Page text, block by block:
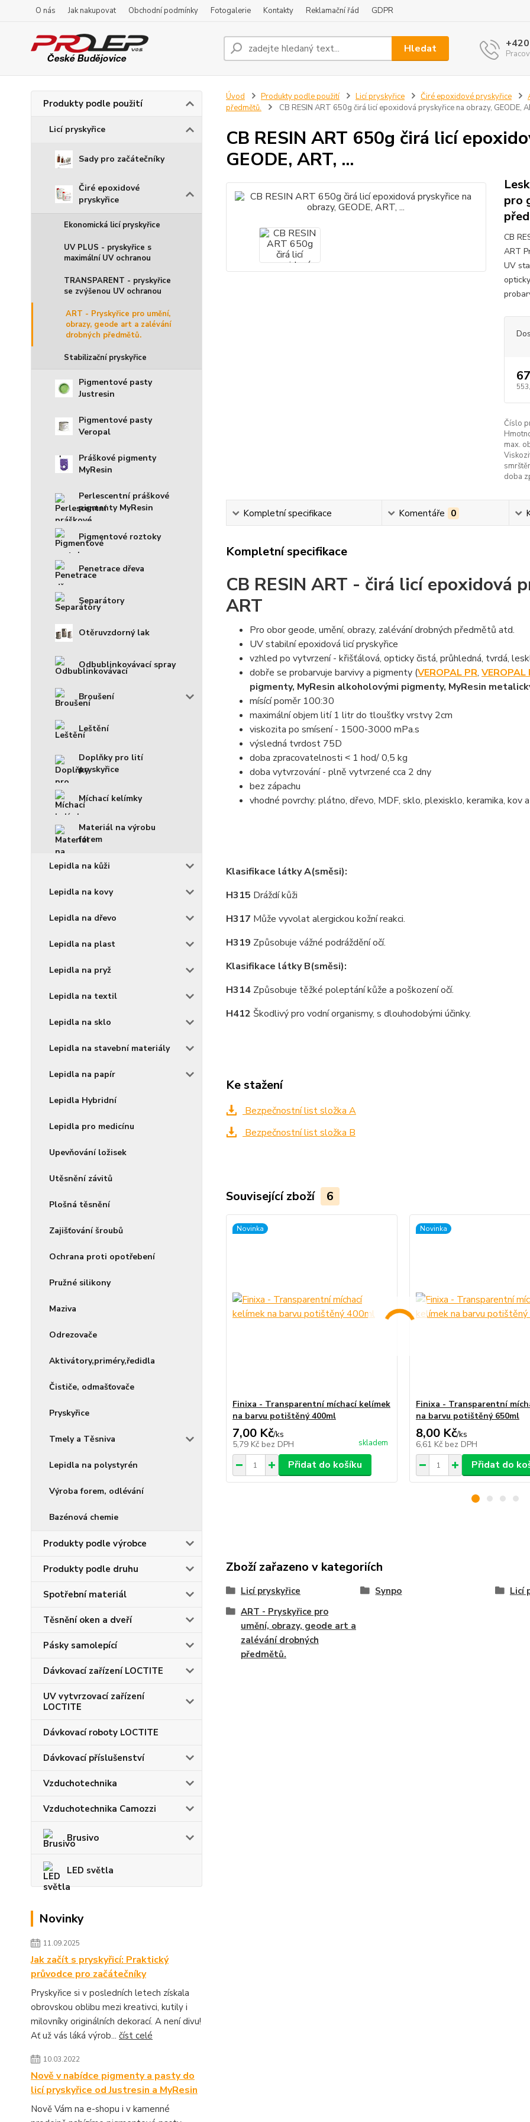
O nás Jak nakupovat Obchodní podmínky Fotogalerie Kontakty Reklamační řád GDPR
Hledat
Produkty podle použití
Licí pryskyřice
Sady pro začátečníky
Čiré epoxidové
pryskyřice
Ekonomická licí pryskyřice
UV PLUS - pryskyřice s
maximální UV ochranou
TRANSPARENT - pryskyřice
se zvýšenou UV ochranou
ART - Pryskyřice pro umění,
obrazy, geode art a zalévání
drobných předmětů.
Stabilizační pryskyřice
Pigmentové pasty
Justresin
Pigmentové pasty
Veropal
Práškové pigmenty
MyResin
Perlescentní práškové
pigmenty MyResin
Pigmentové roztoky
Penetrace dřeva
Separátory
Otěruvzdorný lak
Odbublinkovávací spray
Broušení
Leštění
Doplňky pro lití
pryskyřice
Míchací kelímky
Materiál na výrobu
forem
Lepidla na kůži
Lepidla na kovy
Lepidla na dřevo
Lepidla na plast
Lepidla na pryž
Lepidla na textil
Lepidla na sklo
Lepidla na stavební materiály
Lepidla na papír
Lepidla Hybridní
Lepidla pro medicínu
Upevňování ložisek
Utěsnění závitů
Plošná těsnění
Zajišťování šroubů
Ochrana proti opotřebení
Pružné silikony
Maziva
Odrezovače
Aktivátory,priméry,ředidla
Čističe, odmašťovače
Pryskyřice
Tmely a Těsniva
Lepidla na polystyrén
Výroba forem, odlévání
Bazénová chemie
Produkty podle výrobce
Produkty podle druhu
Spotřební materiál
Těsnění oken a dveří
Pásky samolepící
Dávkovací zařízení LOCTITE
UV vytvrzovací zařízení
LOCTITE
Dávkovací roboty LOCTITE
Dávkovací příslušenství
Vzduchotechnika
Vzduchotechnika Camozzi
Brusivo
LED světla
Novinky
11.09.2025
Jak začít s pryskyřicí: Praktický
průvodce pro začátečníky
Pryskyřice si v posledních letech získala
obrovskou oblibu mezi kreativci, kutily i
milovníky originálních dekorací. A není divu!
Ať už vás láká výrob... číst celé
10.03.2022
Nově v nabídce pigmenty a pasty do
licí pryskyřice od Justresin a MyResin
Nově Vám na e-shopu i v kamenné
Úvod Produkty podle použití Licí pryskyřice Čiré epoxidové pryskyřice
předmětů.
CB RESIN ART 650g čirá licí epoxidová pryskyřice na obrazy, GEODE,
CB RESIN ART 650g čirá licí
GEODE, ART, ...
pro
CB
ART
UV
Číslo
max.
doba
Kompletní specifikace Komentáře 0
Kompletní specifikace
CB RESIN ART - čirá licí epoxidová
ART
Pro obor geode, umění, obrazy, zalévání drobných předmětů atd.
UV stabilní epoxidová licí pryskyřice
vzhled po vytvrzení - křišťálová, opticky čistá, průhledná, tvrdá,
dobře se probarvuje barvivy a pigmenty (VEROPAL PR, VEROPAL
pigmenty, MyResin alkoholovými pigmenty, MyResin
mísící poměr 100:30
maximální objem lití 1 litr do tloušťky vrstvy 2cm
viskozita po smísení - 1500-3000 mPa.s
výsledná tvrdost 75D
doba zpracovatelnosti ˂ 1 hod/ 0,5 kg
doba vytvrzování - plně vytvrzené cca 2 dny
bez zápachu
vhodné povrchy: plátno, dřevo, MDF, sklo, plexisklo, keramika, kov
Klasifikace látky A(směsi):
H315 Dráždí kůži
H317 Může vyvolat alergickou kožní reakci.
H319 Způsobuje vážné podráždění očí.
Klasifikace látky B(směsi):
H314 Způsobuje těžké poleptání kůže a poškození očí.
H412 Škodlivý pro vodní organismy, s dlouhodobými účinky.
Ke stažení
Bezpečnostní list složka A
Bezpečnostní list složka B
Související zboží 6
Novinka
Finixa - Transparentní míchací kelímek
na barvu potištěný 400ml
7,00 Kč/ks
5,79 Kč bez DPH skladem
Přidat do košíku
Novinka
Finixa - Transparentní
na barvu potištěný 650ml
8,00 Kč/ks
6,61 Kč bez DPH
Přidat do
Zboží zařazeno v kategoriích
Licí pryskyřice Synpo
Licí
ART - Pryskyřice pro
umění, obrazy, geode art a
zalévání drobných
předmětů.